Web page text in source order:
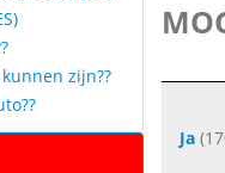
zijn??
Ja